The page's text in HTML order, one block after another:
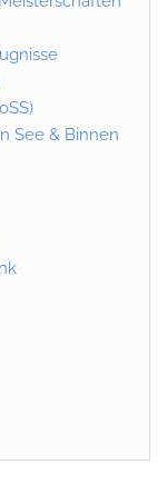
See & Binnen